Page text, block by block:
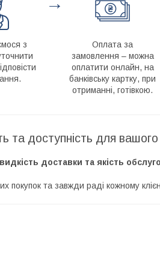
з
Оплата за
замовлення – можна
оплатити онлайн, на
банківську картку, при
отриманні, готівкою.
та доступність для
доставки та якість
покупок та завжди раді кожному